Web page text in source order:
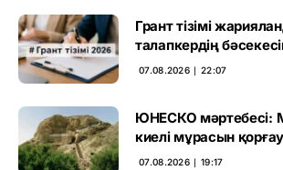
Грант тізімі
талапкердің
өтті
07.08.2026 ∣ 22:07
ЮНЕСКО мәртебесі:
киелі мұрасын
кезеңі басталды
07.08.2026 ∣ 19:17